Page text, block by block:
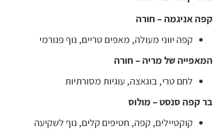
קפה אניגמה – חורה
קפה יווני מעולה, מאפים טריים, נוף פנורמי
המאפייה של מריה – חורה
לחם טרי, בוגאצה, עוגיות מסורתיות
בר קפה סנסט – מולוס
קוקטיילים, קפה, חטיפים קלים, נוף לשקיעה